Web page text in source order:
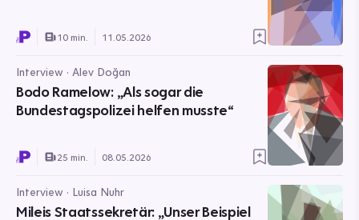
10 min. 11.05.2026
Interview · Alev Doğan
Bodo Ramelow: „Als sogar die
Bundestagspolizei helfen musste“
25 min. 08.05.2026
Interview · Luisa Nuhr
Mileis Staatssekretär: „Unser Beispiel